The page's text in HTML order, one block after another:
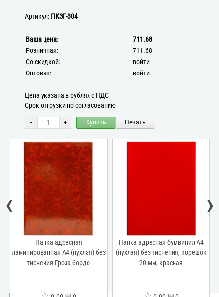
Артикул: ПКЗГ-304
Ваша цена:
711.68
Розничная:
711.68
Со скидкой:
войти
Оптовая:
войти
Цена указана в рублях с НДС
Срок отгрузки по согласованию
- + Купить Печать
Папка адресная
ламинированная А4 (пухлая) без
тиснения Гроза бордо
Папка адресная бумвинил А4
(пухлая) без тиснения, корешок
20 мм, красная
‹ ›